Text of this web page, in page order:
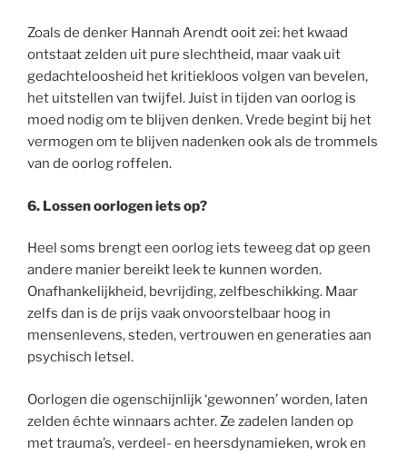
Zoals de denker Hannah Arendt ooit zei: het kwaad
ontstaat zelden uit pure slechtheid, maar vaak uit
gedachteloosheid het kritiekloos volgen van bevelen,
het uitstellen van twijfel. Juist in tijden van oorlog is
moed nodig om te blijven denken. Vrede begint bij het
vermogen om te blijven nadenken ook als de trommels
van de oorlog roffelen.
6. Lossen oorlogen iets op?
Heel soms brengt een oorlog iets teweeg dat op geen
andere manier bereikt leek te kunnen worden.
Onafhankelijkheid, bevrijding, zelfbeschikking. Maar
zelfs dan is de prijs vaak onvoorstelbaar hoog in
mensenlevens, steden, vertrouwen en generaties aan
psychisch letsel.
Oorlogen die ogenschijnlijk ‘gewonnen’ worden, laten
zelden échte winnaars achter. Ze zadelen landen op
met trauma’s, verdeel- en heersdynamieken, wrok en